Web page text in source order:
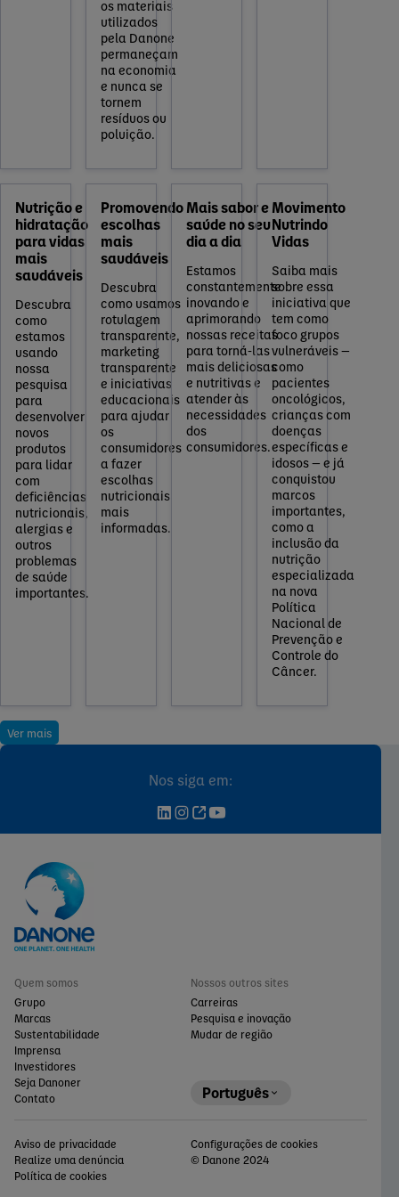
os materiais
utilizados
pela Danone
permaneçam
na economia
e nunca se
tornem
resíduos ou
poluição.
Nutrição e
hidratação
para vidas
mais
saudáveis
Descubra
como
estamos
usando
nossa
pesquisa
para
desenvolver
novos
produtos
para lidar
com
deficiências
nutricionais,
alergias e
outros
problemas
de saúde
importantes.
Promovendo
escolhas
mais
saudáveis
Descubra
como usamos
rotulagem
transparente,
marketing
transparente
e iniciativas
educacionais
para ajudar
os
consumidores
a fazer
escolhas
nutricionais
mais
informadas.
Mais sabor e
saúde no seu
dia a dia
Estamos
constantemente
inovando e
aprimorando
nossas receitas
para torná-las
mais deliciosas
e nutritivas e
atender às
necessidades
dos
consumidores.
Movimento
Nutrindo
Vidas
Saiba mais
sobre essa
iniciativa que
tem como
foco grupos
vulneráveis —
como
pacientes
oncológicos,
crianças com
doenças
específicas e
idosos — e já
conquistou
marcos
importantes,
como a
inclusão da
nutrição
especializada
na nova
Política
Nacional de
Prevenção e
Controle do
Câncer.
Ver mais
Nos siga em:
Quem somos
Grupo
Marcas
Sustentabilidade
Imprensa
Investidores
Seja Danoner
Contato
Nossos outros sites
Carreiras
Pesquisa e inovação
Mudar de região
Português
Aviso de privacidade
Realize uma denúncia
Política de cookies
Configurações de cookies
© Danone 2024